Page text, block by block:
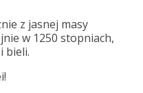
z jasnej masy
w 1250 stopniach,
bieli.